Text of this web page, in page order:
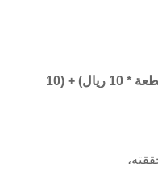
الربح = 30 قطعة * 16 ريال – ((20 قطعة * 10 ريال) + (10